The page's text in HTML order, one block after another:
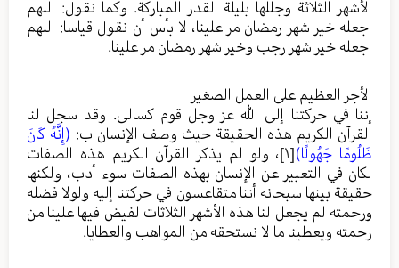
الأشهر الثلاثة وجللها بليلة القدر المباركة. وكما نقول: اللهم
اجعله خير شهر رمضان مر علينا، لا بأس أن نقول قياسا: اللهم
اجعله خير شهر رجب وخير شهر رمضان مر علينا.
الأجر العظيم على العمل الصغير
إننا في حركتنا إلى الله عز وجل قوم كسالى. وقد سجل لنا
القرآن الكريم هذه الحقيقة حيث وصف الإنسان ب: (إِنَّهُ كَانَ
ظَلُومًا جَهُولًا)[١]
، ولو لم يذكر القرآن الكريم هذه الصفات
لكان في التعبير عن الإنسان بهذه الصفات سوء أدب، ولكنها
حقيقة بينها سبحانه أننا متقاعسون في حركتنا إليه ولولا فضله
ورحمته لم يجعل لنا هذه الأشهر الثلاثات لفيض فيها علينا من
رحمته ويعطينا ما لا نستحقه من المواهب والعطايا.